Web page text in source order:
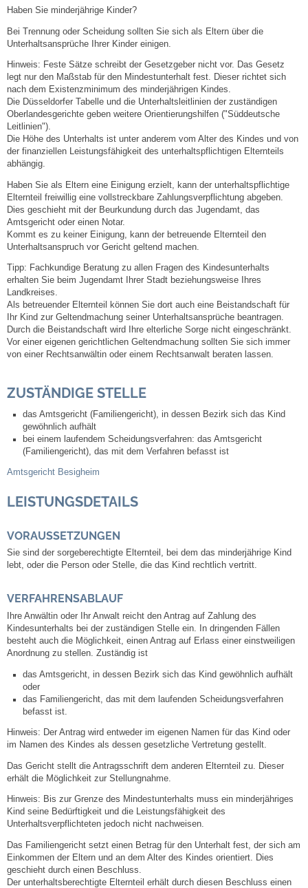
Steuern
Gebühren und Beiträge
Ortsrecht
Haushalt 2026
Trinkwasser - Härtebereich
Redaktionsstatut für das Amtsblatt
Service
Notdienste
Fahrplanauskünfte
Abfall-Infos
Bildergalerie
Rund um den Wein
Schlepper / Traktor
Aktuelles
Mitarbeiter
Stellenangebote
Ortsrecht
Bürgerservice
Gemeinderat
Sitzungsberichte
Ratsinfo
Haben Sie minderjährige Kinder?
Bei Trennung oder Scheidung sollten Sie sich als Eltern über die
Unterhaltsansprüche Ihrer Kinder einigen.
Hinweis: Feste Sätze schreibt der Gesetzgeber nicht vor. Das Gesetz
legt nur den Maßstab für den Mindestunterhalt fest. Dieser richtet sich
nach dem Existenzminimum des minderjährigen Kindes.
Die Düsseldorfer Tabelle und die Unterhaltsleitlinien der zuständigen
Oberlandesgerichte geben weitere Orientierungshilfen ("Süddeutsche
Leitlinien").
Die Höhe des Unterhalts ist unter anderem vom Alter des Kindes und von
der finanziellen Leistungsfähigkeit des unterhaltspflichtigen Elternteils
abhängig.
Haben Sie als Eltern eine Einigung erzielt, kann der unterhaltspflichtige
Elternteil freiwillig eine vollstreckbare Zahlungsverpflichtung abgeben.
Dies geschieht mit der Beurkundung durch das Jugendamt, das
Amtsgericht oder einen Notar.
Kommt es zu keiner Einigung, kann der betreuende Elternteil den
Unterhaltsanspruch vor Gericht geltend machen.
Tipp: Fachkundige Beratung zu allen Fragen des Kindesunterhalts
erhalten Sie beim Jugendamt Ihrer Stadt beziehungsweise Ihres
Landkreises.
Als betreuender Elternteil können Sie dort auch eine Beistandschaft für
Ihr Kind zur Geltendmachung seiner Unterhaltsansprüche beantragen.
Durch die Beistandschaft wird Ihre elterliche Sorge nicht eingeschränkt.
Vor einer eigenen gerichtlichen Geltendmachung sollten Sie sich immer
von einer Rechtsanwältin oder einem Rechtsanwalt beraten lassen.
ZUSTÄNDIGE STELLE
das Amtsgericht (Familiengericht), in dessen Bezirk sich das Kind
gewöhnlich aufhält
bei einem laufendem Scheidungsverfahren: das Amtsgericht
(Familiengericht), das mit dem Verfahren befasst ist
Amtsgericht Besigheim
LEISTUNGSDETAILS
VORAUSSETZUNGEN
Sie sind der sorgeberechtigte Elternteil, bei dem das minderjährige Kind
lebt, oder die Person oder Stelle, die das Kind rechtlich vertritt.
VERFAHRENSABLAUF
Ihre Anwältin oder Ihr Anwalt reicht den Antrag auf Zahlung des
Kindesunterhalts bei der zuständigen Stelle ein. In dringenden Fällen
besteht auch die Möglichkeit, einen Antrag auf Erlass einer einstweiligen
Anordnung zu stellen. Zuständig ist
das Amtsgericht, in dessen Bezirk sich das Kind gewöhnlich aufhält
oder
das Familiengericht, das mit dem laufenden Scheidungsverfahren
befasst ist.
Hinweis: Der Antrag wird entweder im eigenen Namen für das Kind oder
im Namen des Kindes als dessen gesetzliche Vertretung gestellt.
Das Gericht stellt die Antragsschrift dem anderen Elternteil zu. Dieser
erhält die Möglichkeit zur Stellungnahme.
Hinweis: Bis zur Grenze des Mindestunterhalts muss ein minderjähriges
Kind seine Bedürftigkeit und die Leistungsfähigkeit des
Unterhaltsverpflichteten jedoch nicht nachweisen.
Das Familiengericht setzt einen Betrag für den Unterhalt fest, der sich am
Einkommen der Eltern und an dem Alter des Kindes orientiert. Dies
geschieht durch einen Beschluss.
Der unterhaltsberechtigte Elternteil erhält durch diesen Beschluss einen